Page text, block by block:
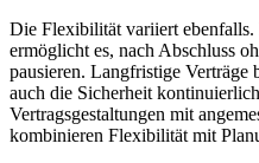
Die Flexibilität variiert ebenfalls.
ermöglicht es, nach Abschluss
pausieren. Langfristige Verträge
auch die Sicherheit
Vertragsgestaltungen mit
kombinieren Flexibilität mit